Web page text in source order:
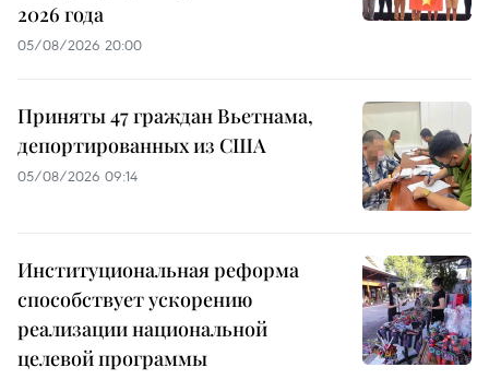
2026 года
05/08/2026 20:00
Приняты 47 граждан Вьетнама,
депортированных из США
05/08/2026 09:14
Институциональная реформа
способствует ускорению
реализации национальной
целевой программы